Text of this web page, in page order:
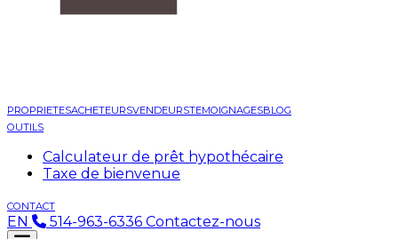
PROPRIETESACHETEURSVENDEURSTEMOIGNAGESBLOG
OUTILS
Calculateur de prêt hypothécaire
Taxe de bienvenue
CONTACT
EN 514-963-6336 Contactez-nous